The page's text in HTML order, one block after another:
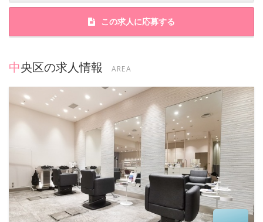
この求人に応募する
中央区の求人情報 AREA